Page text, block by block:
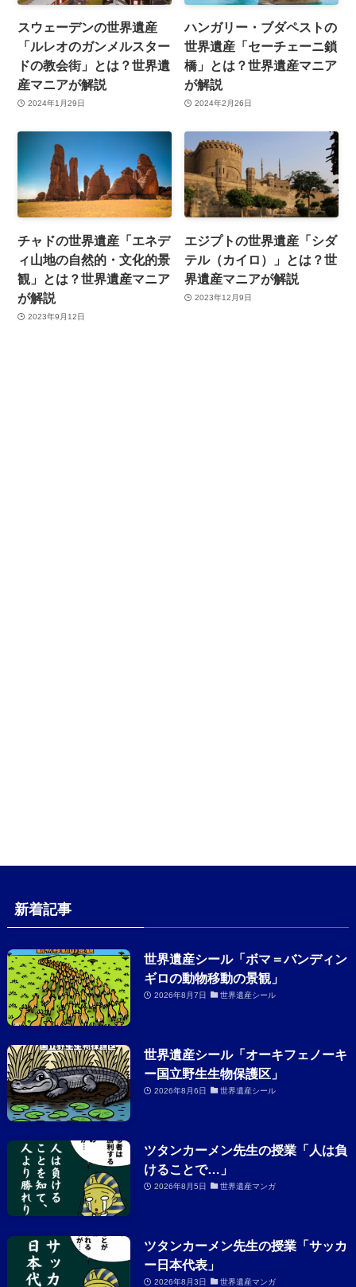
スウェーデンの世界遺産
「ルレオのガンメルスター
ドの教会街」とは？世界遺
産マニアが解説
2024年1月29日
ハンガリー・ブダペストの
世界遺産「セーチェーニ鎖
橋」とは？世界遺産マニア
が解説
2024年2月26日
チャドの世界遺産「エネデ
ィ山地の自然的・文化的景
観」とは？世界遺産マニア
が解説
2023年9月12日
エジプトの世界遺産「シダ
テル（カイロ）」とは？世
界遺産マニアが解説
2023年12月9日
新着記事
世界遺産シール「ボマ＝バンディン
ギロの動物移動の景観」
2026年8月7日 世界遺産シール
世界遺産シール「オーキフェノーキ
ー国立野生生物保護区」
2026年8月6日 世界遺産シール
ツタンカーメン先生の授業「人は負
けることで…」
2026年8月5日 世界遺産マンガ
ツタンカーメン先生の授業「サッカ
ー日本代表」
2026年8月3日 世界遺産マンガ